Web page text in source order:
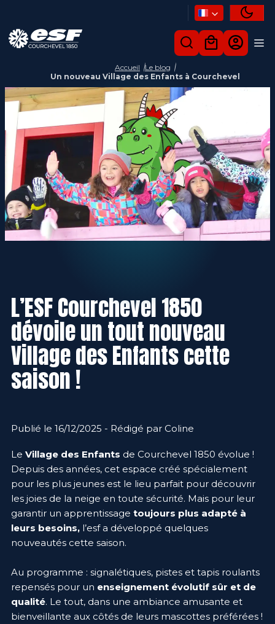
Accueil Le blog
Un nouveau Village des Enfants à Courchevel
L’ESF Courchevel 1850
dévoile un tout nouveau
Village des Enfants cette
saison !
Publié le 16/12/2025 - Rédigé par Coline
Le Village des Enfants de Courchevel 1850 évolue !
Depuis des années, cet espace créé spécialement
pour les plus jeunes est le lieu parfait pour découvrir
les joies de la neige en toute sécurité. Mais pour leur
garantir un apprentissage toujours plus adapté à
leurs besoins, l’esf a développé quelques
nouveautés cette saison.
Au programme : signalétiques, pistes et tapis roulants
repensés pour un enseignement évolutif sûr et de
qualité. Le tout, dans une ambiance amusante et
bienveillante aux côtés de leurs mascottes préférées !